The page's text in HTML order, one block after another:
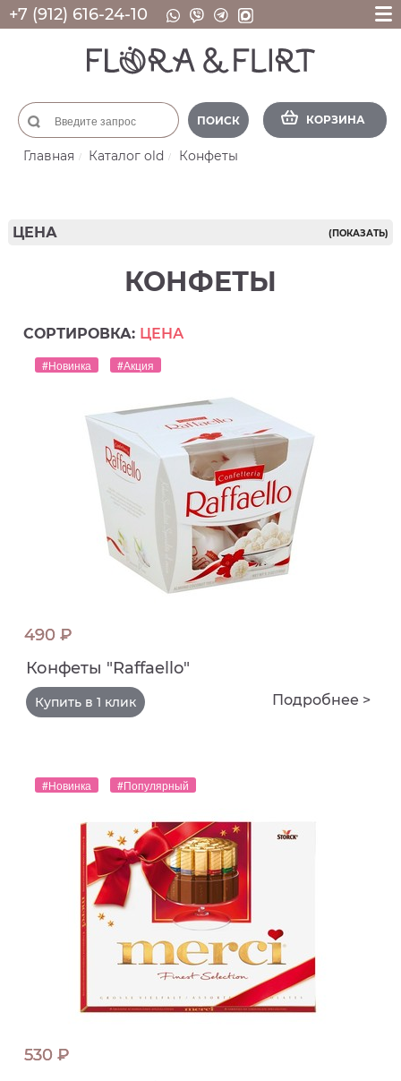
+7 (912) 616-24-10
ПОИСК КОРЗИНА
Главная Каталог old Конфеты
ЦЕНА (ПОКАЗАТЬ)
КОНФЕТЫ
СОРТИРОВКА: ЦЕНА
#Новинка #Акция
490 ₽
Конфеты "Raffaello"
Купить в 1 клик Подробнее >
#Новинка #Популярный
530 ₽